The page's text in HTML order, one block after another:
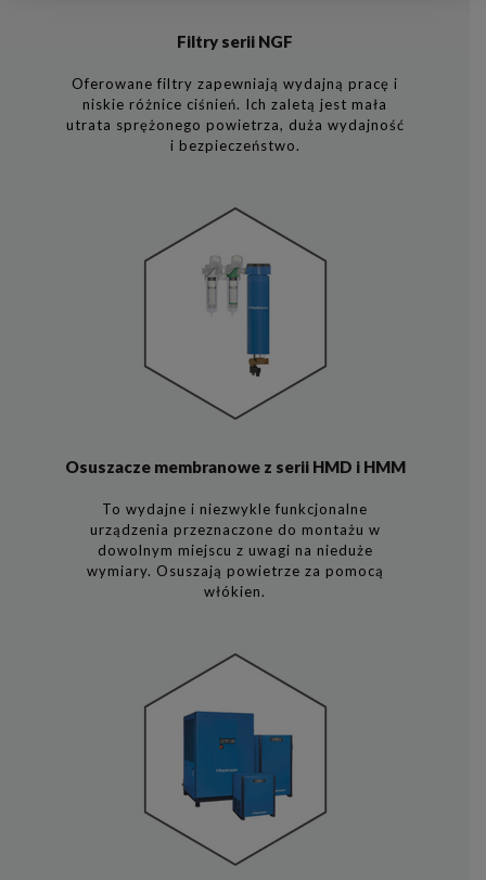
Filtry serii NGF
Oferowane filtry zapewniają wydajną pracę i
niskie różnice ciśnień. Ich zaletą jest mała
utrata sprężonego powietrza, duża wydajność
i bezpieczeństwo.
Osuszacze membranowe z serii HMD i HMM
To wydajne i niezwykle funkcjonalne
urządzenia przeznaczone do montażu w
dowolnym miejscu z uwagi na nieduże
wymiary. Osuszają powietrze za pomocą
włókien.